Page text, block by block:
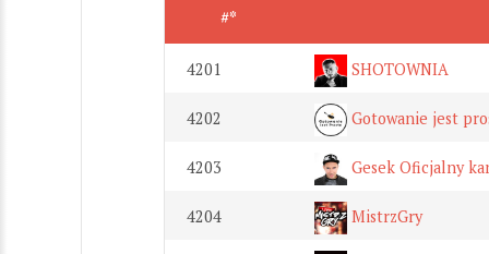
#*
4201 SHOTOWNIA
4202 Gotowanie jest
4203 Gesek Oficjalny
4204 MistrzGry